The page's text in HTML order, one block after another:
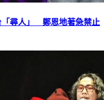
「尋人」 鄭恩地著急禁止